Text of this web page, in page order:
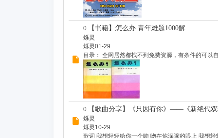
0 【书籍】怎么办 青年难题1000解
烁灵
烁灵01-29
目录： 全网居然都找不到免费资源，有条件的可以
0 【歌曲分享】《只因有你》——《新绝代
烁灵
烁灵 10-29
歌词 我想轻轻给你一个吻 吻在你深邃的眼上 我想